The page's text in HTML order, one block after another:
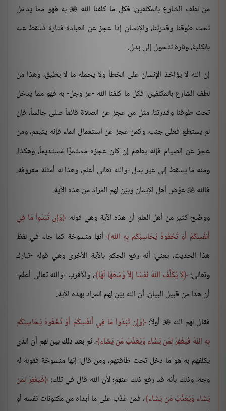
من لطف الشارع بالمكلفين، فكل ما كلفنا الله به فهو مما يدخل
تحت طوقنا وقدرتنا، والإنسان إذا عجز عن العبادة فتارة تسقط عنه
بالكلية، وتارة تتحول إلى بدل.
إن الله لا يؤاخذ الإنسان على الخطأ ولا يحمله ما لا يطيق، وهذا من
لطف الشارع بالمكلفين، فكل ما كلفنا الله -عز وجل- به فهو مما يدخل
تحت طوقنا وقدرتنا، مثل من عجز عن الصلاة قائماً صلى جالساً، فإن
لم يستطع فعلى جنب، وكمن عجز عن استعمال الماء فإنه يتيمم، ومن
عجز عن الصيام فإنه يطعم إن كان عجزه مستمرًّا مستديماً، وهكذا،
ومنه ما يسقط إلى غير بدل -والله تعالى أعلم، وهذا له أمثلة معروفة،
فالله  عوّض أهل الإيمان وبيّن لهم المراد من هذه الآية.
ووضّح كثير من أهل العلم أن هذه الآية وهي قوله: وَإِن تُبْدُواْ مَا فِي
أَنفُسِكُمْ أَوْ تُخْفُوهُ يُحَاسِبْكُم بِهِ اللّه أنها منسوخة كما جاء في لفظ
هذا الحديث، يعني: أنه رفع الحكم بالآية الأخرى وهي قوله -تبارك
وتعالى: لاَ يُكَلِّفُ اللّهُ نَفْسًا إِلاَّ وُسْعَهَا لَهَا ، والأقرب -والله تعالى أعلم-
أن هذا من قبيل البيان، أن الله بيّن لهم المراد بهذه الآية.
فقال لهم الله أولاً: وَإِن تُبْدُواْ مَا فِي أَنفُسِكُمْ أَوْ تُخْفُوهُ يُحَاسِبْكُم
بِهِ اللّهُ فَيَغْفِرُ لِمَن يَشَاء وَيُعَذِّبُ مَن يَشَاء ، ثم بعد ذلك بين لهم أن الذي
يكلفهم به هو ما دخل تحت طاقتهم، ومن قال: إنها منسوخة فقوله له
وجه، وذلك بأنه قد رفع ذلك عنهم؛ لأن الله قال في تلك: فَيَغْفِرُ لِمَن
يَشَاء وَيُعَذِّبُ مَن يَشَاء ، فمن عُذّب على ما أبداه من مكنونات نفسه أو